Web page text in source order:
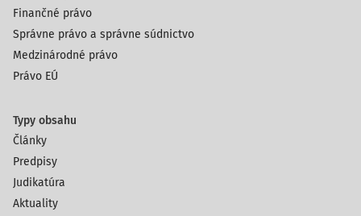
Finančné právo
Správne právo a správne súdnictvo
Medzinárodné právo
Právo EÚ
Typy obsahu
Články
Predpisy
Judikatúra
Aktuality